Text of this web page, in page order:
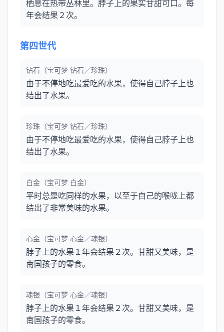
栖息在热带丛林里。脖子上的果实甘甜可口。每
年会结果２次。
第四世代
钻石（宝可梦 钻石／珍珠）
由于不停地吃最爱吃的水果，使得自己脖子上也
结出了水果。
珍珠（宝可梦 钻石／珍珠）
由于不停地吃最爱吃的水果，使得自己脖子上也
结出了水果。
白金（宝可梦 白金）
平时总是吃同样的水果，以至于自己的喉咙上都
结出了非常美味的水果。
心金（宝可梦 心金／魂银）
脖子上的水果１年会结果２次。甘甜又美味，是
南国孩子的零食。
魂银（宝可梦 心金／魂银）
脖子上的水果１年会结果２次。甘甜又美味，是
南国孩子的零食。